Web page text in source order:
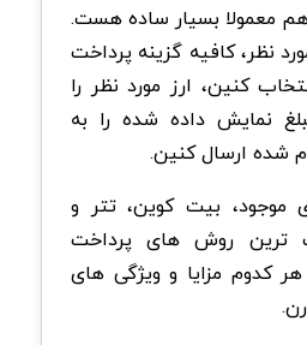
معمولا بسیار ساده هست.
نظر، کافیه گزینه پرداخت
کنین، ارز مورد نظر را
نمایش داده شده را به
شده ارسال کنین.
موجود، بیت کوین، تتر و
ترین روش های پرداخت
کدوم مزایا و ویژگی های